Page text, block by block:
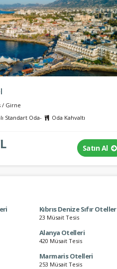
/ Girne
Standart Oda-
Oda Kahvaltı
Satın Al
Kıbrıs Denize Sıfır Oteller
23 Müsait Tesis
Alanya Otelleri
420 Müsait Tesis
Marmaris Otelleri
253 Müsait Tesis